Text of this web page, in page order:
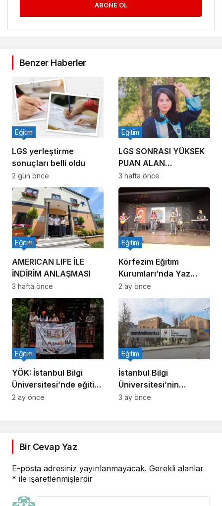
ABONE OL
Benzer Haberler
LGS yerleştirme
sonuçları belli oldu
Eğitim
2 gün önce
LGS SONRASI YÜKSEK
PUAN ALAN
ÖĞRENCİLER
Eğitim
3 hafta önce
AMERICAN LIFE İLE
İNDİRİM ANLAŞMASI
Eğitim
3 hafta önce
Körfezim Eğitim
Kurumları’nda Yaz
Coşkusu
Eğitim
2 ay önce
YÖK: İstanbul Bilgi
Üniversitesi’nde eğitim
kesintisiz sürecek
Eğitim
2 ay önce
İstanbul Bilgi
Üniversitesi’nin
faaliyet izni kaldırıldı!
Eğitim
3 ay önce
Bir Cevap Yaz
E-posta adresiniz yayınlanmayacak. Gerekli alanlar
* ile işaretlenmişlerdir